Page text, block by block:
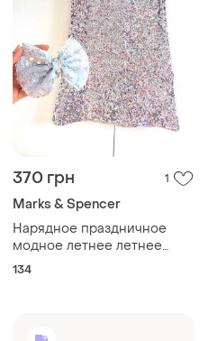
370 грн 1
Marks & Spencer
Нарядное праздничное
модное летнее летнее
летнее новогоднее платье
134